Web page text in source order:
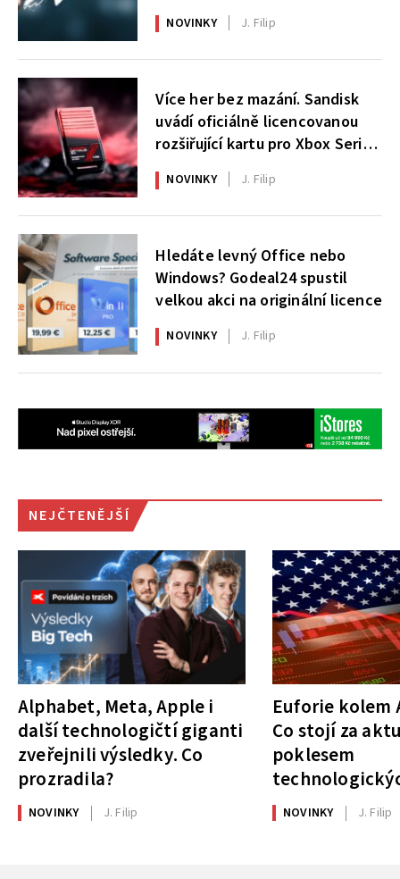
NOVINKY J. Filip
Více her bez mazání. Sandisk
uvádí oficiálně licencovanou
rozšiřující kartu pro Xbox Series
X|S
NOVINKY J. Filip
Hledáte levný Office nebo
Windows? Godeal24 spustil
velkou akci na originální licence
NOVINKY J. Filip
NEJČTENĚJŠÍ
Alphabet, Meta, Apple i
další technologičtí giganti
zveřejnili výsledky. Co
prozradila?
NOVINKY J. Filip
Euforie kolem
Co stojí za
poklesem
NOVINKY J. Filip